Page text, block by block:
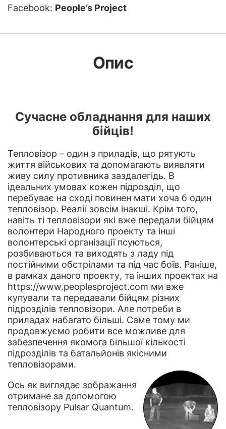
Facebook: People’s Project
Опис
Сучасне обладнання для наших
бійців!
Тепловізор – один з приладів, що рятують
життя військових та допомагають виявляти
живу силу противника заздалегідь. В
ідеальних умовах кожен підрозділ, що
перебуває на сході повинен мати хоча б один
тепловізор. Реалії зовсім інакші. Крім того,
навіть ті тепловізори які вже передали бійцям
волонтери Народного проекту та інші
волонтерські організації псуються,
розбиваються та виходять з ладу під
постійними обстрілами та під час боїв. Раніше,
в рамках даного проекту, та інших проектах на
https://www.peoplesproject.com ми вже
купували та передавали бійцям різних
підрозділів тепловізори. Але потреби в
приладах набагато більші. Саме тому ми
продовжуємо робити все можливе для
забезпечення якомога більшої кількості
підрозділів та батальйонів якісними
тепловізорами.
Ось як виглядає зображання
отримане за допомогою
тепловізору Pulsar Quantum.